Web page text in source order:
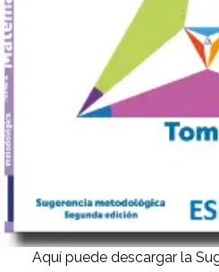
Aquí puede descargar la